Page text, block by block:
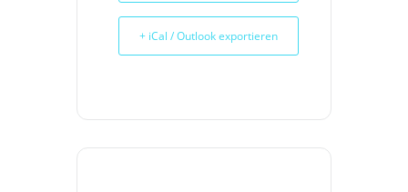
+ iCal / Outlook exportieren